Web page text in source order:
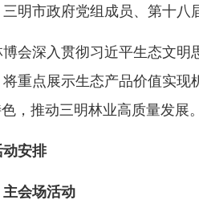
市政府党组成员、第十八
深入贯彻习近平生态文明
重点展示生态产品价值实
色，推动三明林业高质
动安排
主会场活动